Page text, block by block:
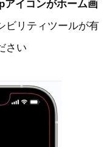
アイコンがホーム画
ビリティツールが有
さい